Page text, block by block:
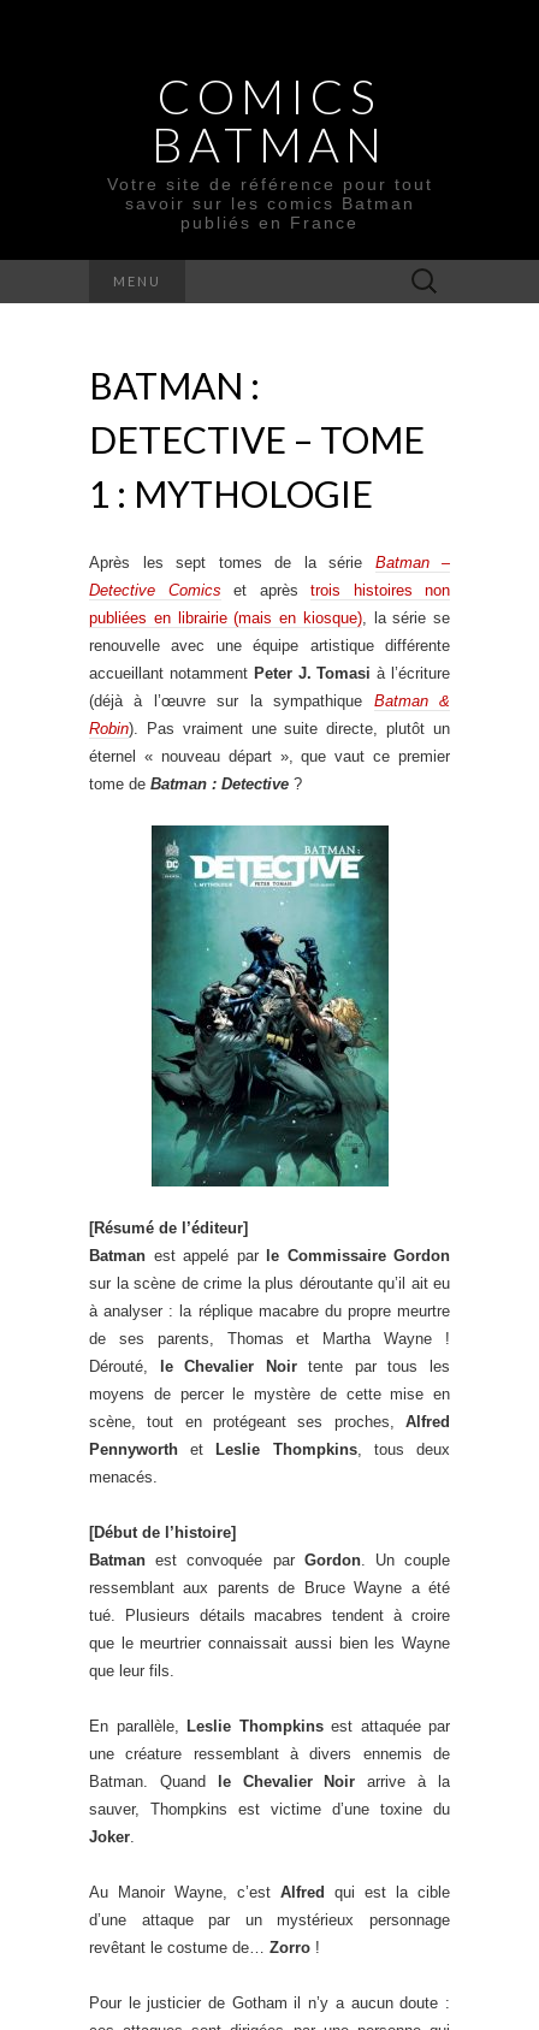
COMICS
BATMAN
Votre site de référence pour tout
savoir sur les comics Batman
publiés en France
MENU Rechercher :
BATMAN :
DETECTIVE – TOME
1 : MYTHOLOGIE
Après les sept tomes de la série Batman –
Detective Comics et après trois histoires non
publiées en librairie (mais en kiosque), la série se
renouvelle avec une équipe artistique différente
accueillant notamment Peter J. Tomasi à l’écriture
(déjà à l’œuvre sur la sympathique Batman &
Robin). Pas vraiment une suite directe, plutôt un
éternel « nouveau départ », que vaut ce premier
tome de Batman : Detective ?
[Résumé de l’éditeur]
Batman est appelé par
le Commissaire Gordon
sur la scène de crime la plus déroutante qu’il ait eu
à analyser : la réplique macabre du propre meurtre
de ses parents, Thomas et Martha Wayne !
Dérouté,
le Chevalier Noirtente par tous les
moyens de percer le mystère de cette mise en
scène, tout en protégeant ses proches, Alfred
Pennyworth et Leslie Thompkins, tous deux
menacés.
[Début de l’histoire]
Batman est convoquée par Gordon. Un couple
ressemblant aux parents de Bruce Wayne a été
tué. Plusieurs détails macabres tendent à croire
que le meurtrier connaissait aussi bien les Wayne
que leur fils.
En parallèle, Leslie Thompkinsest attaquée par
une créature ressemblant à divers ennemis de
Batman. Quand
le Chevalier Noir arrive à la
sauver, Thompkins est victime d’une toxine du
Joker.
Au Manoir Wayne, c’est Alfred
qui est la cible
d’une attaque par un mystérieux personnage
revêtant le costume de… Zorro !
Pour le justicier de Gotham il n’y a aucun doute :